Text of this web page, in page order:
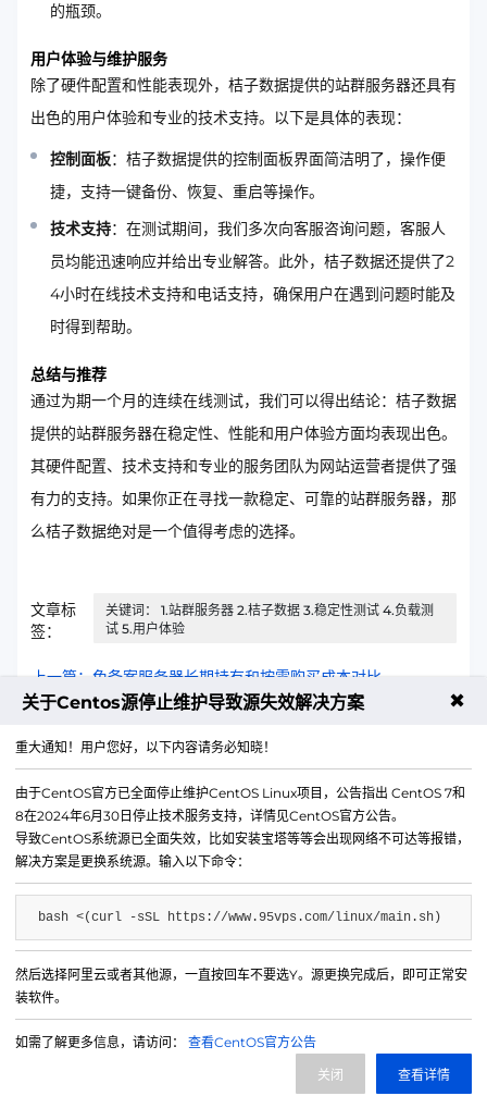
的瓶颈。
用户体验与维护服务
除了硬件配置和性能表现外，桔子数据提供的站群服务器还具有
出色的用户体验和专业的技术支持。以下是具体的表现：
控制面板：桔子数据提供的控制面板界面简洁明了，操作便
捷，支持一键备份、恢复、重启等操作。
技术支持：在测试期间，我们多次向客服咨询问题，客服人
员均能迅速响应并给出专业解答。此外，桔子数据还提供了2
4小时在线技术支持和电话支持，确保用户在遇到问题时能及
时得到帮助。
总结与推荐
通过为期一个月的连续在线测试，我们可以得出结论：桔子数据
提供的站群服务器在稳定性、性能和用户体验方面均表现出色。
其硬件配置、技术支持和专业的服务团队为网站运营者提供了强
有力的支持。如果你正在寻找一款稳定、可靠的站群服务器，那
么桔子数据绝对是一个值得考虑的选择。
文章标
签：
关键词： 1.站群服务器 2.桔子数据 3.稳定性测试 4.负载测
试 5.用户体验
上一篇：免备案服务器长期持有和按需购买成本对比
微信公众号
IDC/ISP证号 B1-20214840
关于Centos源停止维护导致源失效解决方案 ✖
重大通知！用户您好，以下内容请务必知晓！
由于CentOS官方已全面停止维护CentOS Linux项目，公告指出 CentOS 7和
8在2024年6月30日停止技术服务支持，详情见CentOS官方公告。
导致CentOS系统源已全面失效，比如安装宝塔等等会出现网络不可达等报错，
解决方案是更换系统源。输入以下命令：
bash <(curl -sSL https://www.95vps.com/linux/main.sh)
然后选择阿里云或者其他源，一直按回车不要选Y。源更换完成后，即可正常安
装软件。
如需了解更多信息，请访问： 查看CentOS官方公告
查看详情
关闭